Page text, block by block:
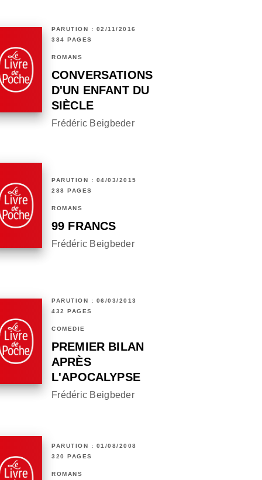
PARUTION : 02/11/2016
384 PAGES
ROMANS
CONVERSATIONS
D'UN ENFANT DU
SIÈCLE
Frédéric Beigbeder
PARUTION : 04/03/2015
288 PAGES
ROMANS
99 FRANCS
Frédéric Beigbeder
PARUTION : 06/03/2013
432 PAGES
COMÉDIE
PREMIER BILAN
APRÈS
L'APOCALYPSE
Frédéric Beigbeder
PARUTION : 01/08/2008
320 PAGES
ROMANS